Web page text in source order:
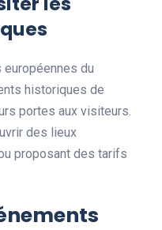
européennes du
historiques de
portes aux visiteurs.
des lieux
proposant des tarifs